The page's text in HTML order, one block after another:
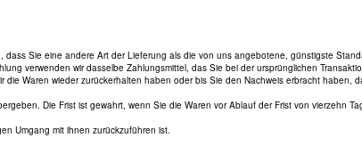
Sie eine andere Art der Lieferung als die von uns angebotene, günstigste
verwenden wir dasselbe Zahlungsmittel, das Sie bei der ursprünglichen
Waren wieder zurückerhalten haben oder bis Sie den Nachweis erbracht haben,
Die Frist ist gewahrt, wenn Sie die Waren vor Ablauf der Frist von vierzehn
Umgang mit ihnen zurückzuführen ist.